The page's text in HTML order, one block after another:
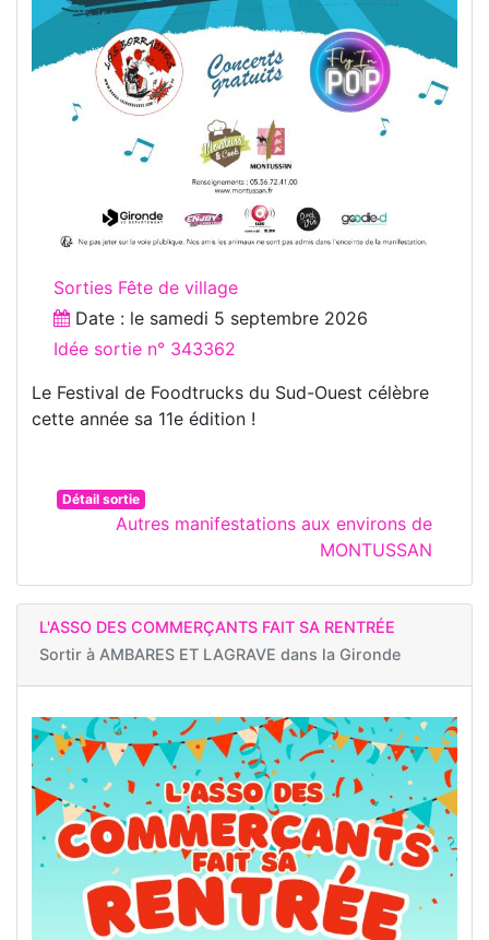
Sorties Fête de village
Date : le samedi 5 septembre 2026
Idée sortie n° 343362
Le Festival de Foodtrucks du Sud-Ouest célèbre
cette année sa 11e édition !
Détail sortie
Autres manifestations aux environs de
MONTUSSAN
L'ASSO DES COMMERÇANTS FAIT SA RENTRÉE
Sortir à AMBARES ET LAGRAVE dans la Gironde